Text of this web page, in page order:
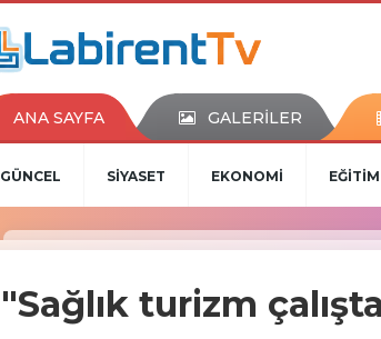
ANA SAYFA GALERİLER
GÜNCEL SİYASET EKONOMİ EĞİTİM
"Sağlık turizm